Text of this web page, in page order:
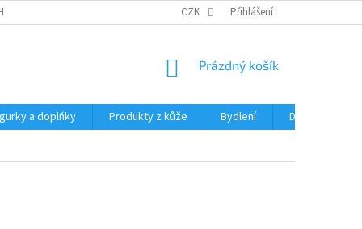
OSOBNÍCH ÚDAJŮ CZK Přihlášení
NÁKUPNÍ
Prázdný košík
a doplňky Produkty z kůže Bydlení
Domácnost